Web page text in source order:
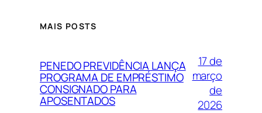
MAIS POSTS
PENEDO PREVIDÊNCIA LANÇA
PROGRAMA DE EMPRÉSTIMO
CONSIGNADO PARA
APOSENTADOS
17 de
março
de
2026